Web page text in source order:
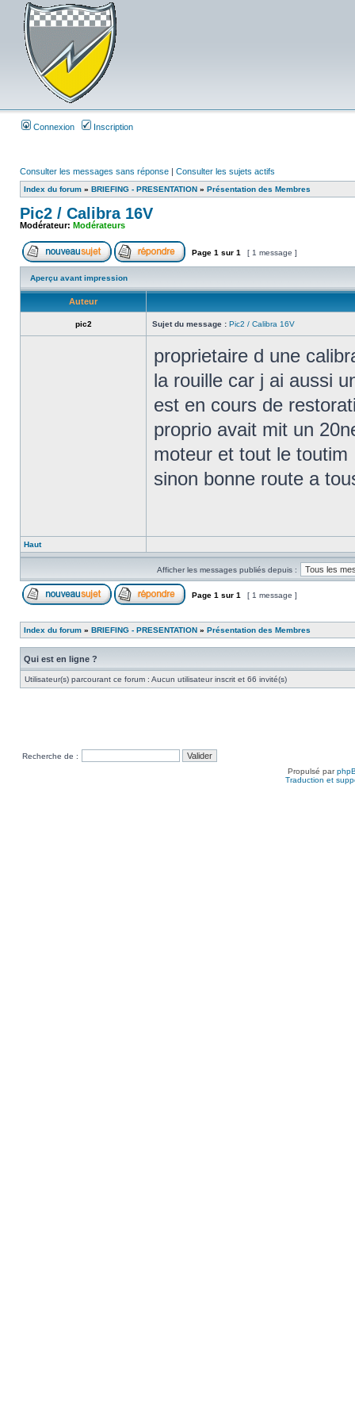
Connexion Inscription
Consulter les messages sans réponse | Consulter les sujets actifs
Index du forum » BRIEFING - PRESENTATION » Présentation des Membres
Pic2 / Calibra 16V
Modérateur: Modérateurs
Page 1 sur 1 [ 1 message ]
Aperçu avant impression
Auteur
pic2 Sujet du message : Pic2 / Calibra 16V
proprietaire d une
la rouille car j ai aussi
est en cours de
proprio avait mit un
moteur et tout le toutim
sinon bonne route a
Haut
Afficher les messages publiés depuis :
Page 1 sur 1 [ 1 message ]
Index du forum » BRIEFING - PRESENTATION » Présentation des Membres
Qui est en ligne ?
Utilisateur(s) parcourant ce forum : Aucun utilisateur inscrit et 66 invité(s)
Recherche de :
Propulsé par
Traduction et